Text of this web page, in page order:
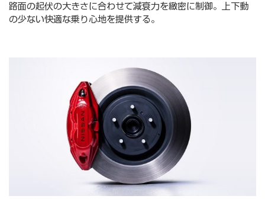
路⾯の起伏の⼤きさに合わせて減衰⼒を緻密に制御。上下動
の少ない快適な乗り⼼地を提供する。